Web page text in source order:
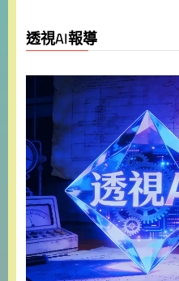
透視AI報導